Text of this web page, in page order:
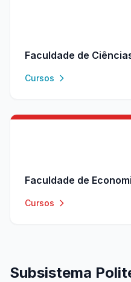
Faculdade de
Cursos
Faculdade de
Cursos
Subsistema